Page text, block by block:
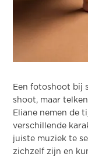
Een fotoshoot bij
shoot, maar
Eliane nemen de
verschillende
juiste muziek te
zichzelf zijn en